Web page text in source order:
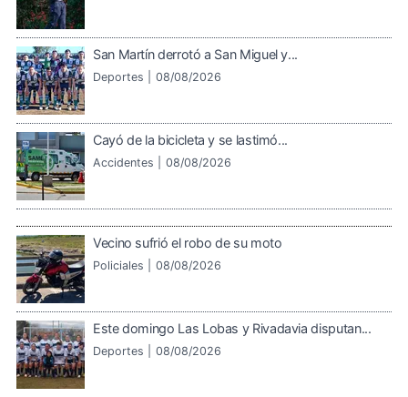
San Martín derrotó a San Miguel y...
Deportes | 08/08/2026
Cayó de la bicicleta y se lastimó...
Accidentes | 08/08/2026
Vecino sufrió el robo de su moto
Policiales | 08/08/2026
Este domingo Las Lobas y Rivadavia disputan...
Deportes | 08/08/2026